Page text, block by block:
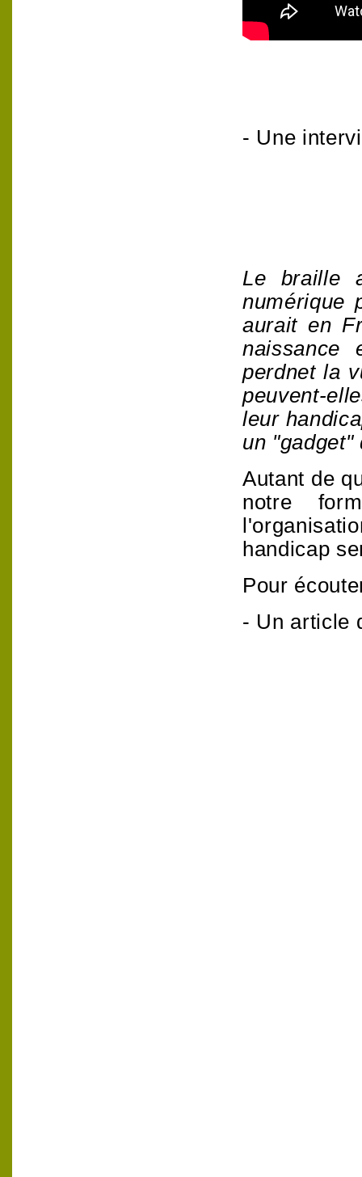
- Une
Le braille
numérique
aurait en
perdnet la
peuvent-
leur
un "gadget"
Autant de
notre
handicap
Pour
- Un article